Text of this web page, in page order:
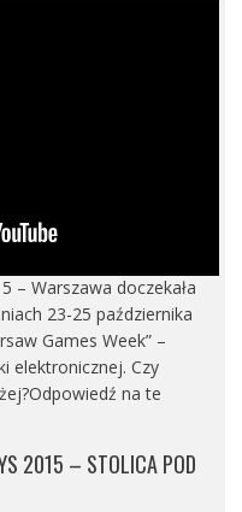
– Warszawa doczekała
23-25 października
Games Week” –
elektronicznej. Czy
na te
2015 – STOLICA POD